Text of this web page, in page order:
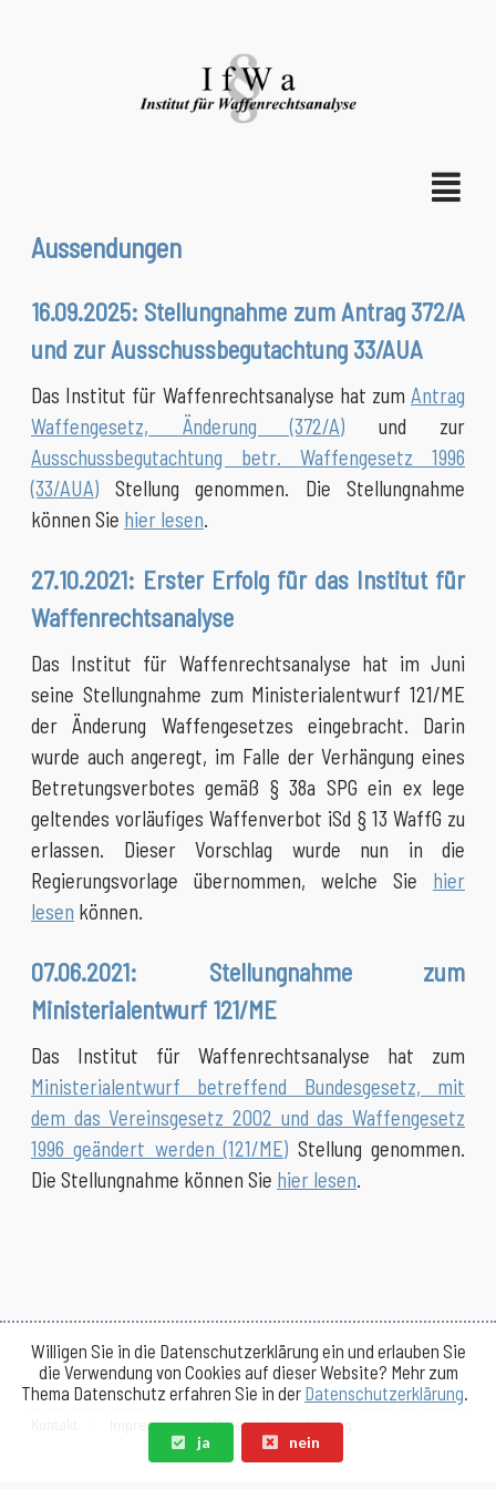
Aussendungen
16.09.2025: Stellungnahme zum Antrag 372/A
und zur Ausschussbegutachtung 33/AUA
Das Institut für Waffenrechtsanalyse hat zum Antrag
Waffengesetz, Änderung (372/A) und zur
Ausschussbegutachtung betr. Waffengesetz 1996
(33/AUA) Stellung genommen. Die Stellungnahme
können Sie hier lesen.
27.10.2021: Erster Erfolg für das Institut für
Waffenrechtsanalyse
Das Institut für Waffenrechtsanalyse hat im Juni
seine Stellungnahme zum Ministerialentwurf 121/ME
der Änderung Waffengesetzes eingebracht. Darin
wurde auch angeregt, im Falle der Verhängung eines
Betretungsverbotes gemäß § 38a SPG ein ex lege
geltendes vorläufiges Waffenverbot iSd § 13 WaffG zu
erlassen. Dieser Vorschlag wurde nun in die
Regierungsvorlage übernommen, welche Sie hier
lesen können.
07.06.2021: Stellungnahme zum
Ministerialentwurf 121/ME
Das Institut für Waffenrechtsanalyse hat zum
Ministerialentwurf betreffend Bundesgesetz, mit
dem das Vereinsgesetz 2002 und das Waffengesetz
1996 geändert werden (121/ME) Stellung genommen.
Die Stellungnahme können Sie hier lesen.
Impressum Datenschutzerklärung
Willigen Sie in die Datenschutzerklärung ein und erlauben Sie
die Verwendung von Cookies auf dieser Website? Mehr zum
Thema Datenschutz erfahren Sie in der Datenschutzerklärung.
ja nein